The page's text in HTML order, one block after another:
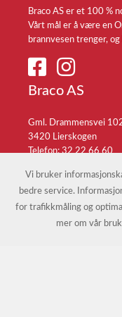
Braco AS er et 100 %
Vårt mål er å være en
brannvesen trenger,
Braco AS
Gml. Drammensvei
3420 Lierskogen
Telefon: 32 22 66 60
© Braco AS |
Vi bruker
bedre service.
for trafikkmåling og
mer om vår